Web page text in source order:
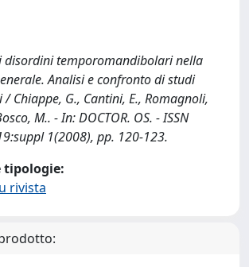
disordini temporomandibolari nella
Analisi e confronto di studi
Chiappe, G., Cantini, E., Romagnoli,
M.. - In: DOCTOR. OS. - ISSN
1(2008), pp. 120-123.
tipologie:
rivista